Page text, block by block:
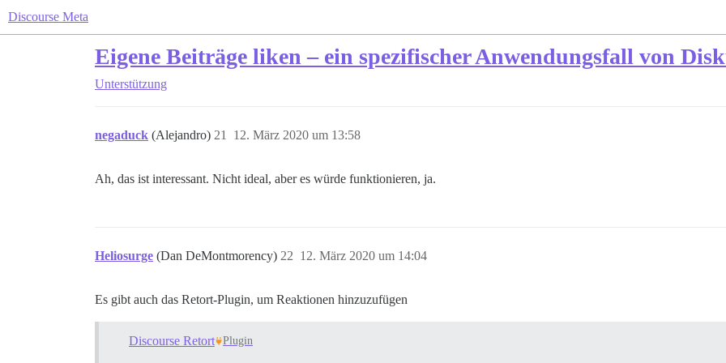
Discourse Meta
Eigene Beiträge liken – ein spezifischer Anwendungsfall von
Unterstützung
negaduck (Alejandro) 12. März 2020 um 13:58
21
Ah, das ist interessant. Nicht ideal, aber es würde funktionieren, ja.
Heliosurge (Dan DeMontmorency) 12. März 2020 um 14:04
22
Es gibt auch das Retort-Plugin, um Reaktionen hinzuzufügen
Discourse Retort Plugin